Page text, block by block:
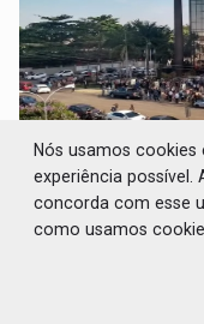
JUDICIÁRIO:
pelo adicional
retroativos
Sinjur reforça o
Nós usamos
experiência possível.
concorda com esse
como usamos